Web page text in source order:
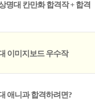
명대 칸만화 합격작 + 합격
이미지보드 우수작
애니과 합격하려면?